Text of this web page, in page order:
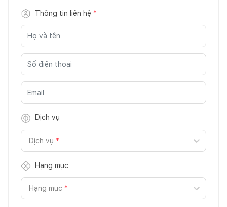
Thông tin liên hệ *
Dịch vụ
Dịch vụ *
Hạng mục
Hạng mục *